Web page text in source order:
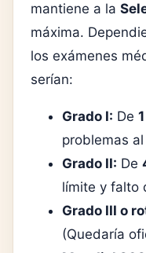
mantiene a la
máxima.
los exámenes
serían:
Grado I: De
problemas
Grado II: De
límite y falto
Grado III o
(Quedaría